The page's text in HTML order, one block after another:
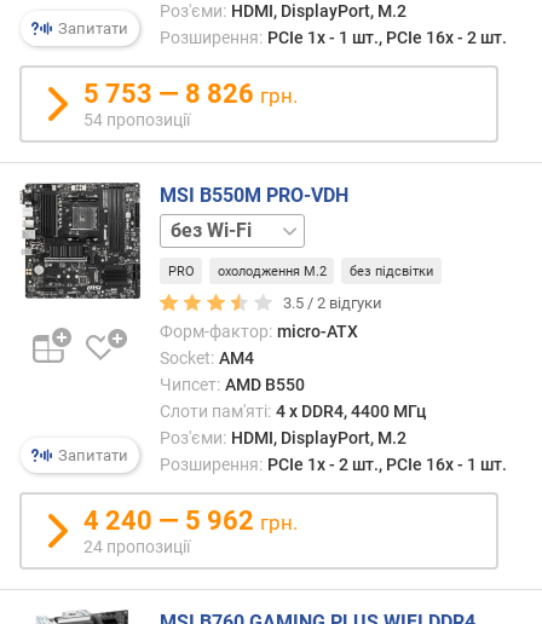
к
і
т
р
о
п
о
з
и
ц
і
ф
а
ж
в
л
Запитати
Роз'єми: HDMI, DisplayPort, M.2
Розширення: PCIe 1x - 1 шт., PCIe 16x - 2 шт.
5 753 — 8 826 грн.
54 пропозиції
Запитати
MSI B550M PRO-VDH
Wi-
FiPRO охолодження M.2 без підсвітки
3.5 /2 відгуки
Форм-фактор: micro-ATX
Socket: AM4
Чипсет: AMD B550
Слоти пам'яті: 4 х DDR4, 4400 МГц
Роз'єми: HDMI, DisplayPort, M.2
Розширення: PCIe 1x - 2 шт., PCIe 16x - 1 шт.
4 240 — 5 962 грн.
24 пропозиції